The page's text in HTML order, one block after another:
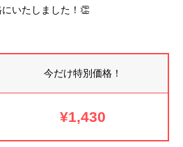
いたしました！👏
今だけ特別価格！
¥1,430